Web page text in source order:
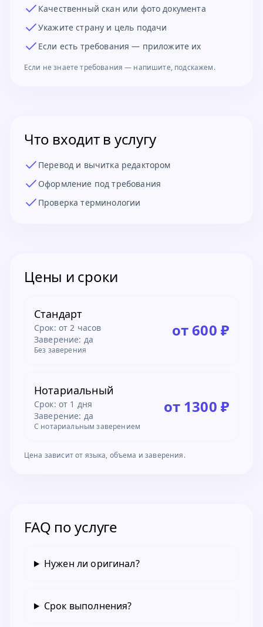
Качественный скан или фото документа
Укажите страну и цель подачи
Если есть требования — приложите их
Если не знаете требования — напишите, подскажем.
Что входит в услугу
Перевод и вычитка редактором
Оформление под требования
Проверка терминологии
Цены и сроки
Стандарт
Срок: от 2 часов
Заверение: да
Без заверения
от 600 ₽
Нотариальный
Срок: от 1 дня
Заверение: да
С нотариальным заверением
от 1300 ₽
Цена зависит от языка, объема и заверения.
FAQ по услуге
Нужен ли оригинал?
Срок выполнения?